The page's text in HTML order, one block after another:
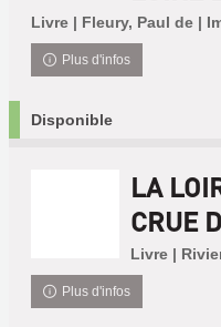
Livre | Fleury, Paul de |
Plus d'infos
Disponible
LA
CRUE
Livre |
Plus d'infos